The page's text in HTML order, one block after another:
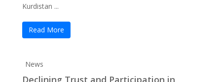
Kurdistan ...
Read More
News
Declining Trust and Participation in